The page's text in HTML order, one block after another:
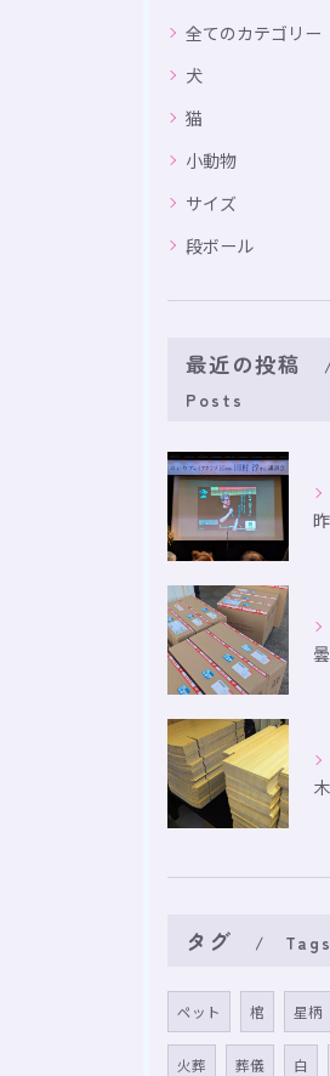
全てのカテゴリー
犬
猫
小動物
サイズ
段ボール
最近の投稿
Posts
タグ Tags
ペット 棺 星柄
火葬 葬儀 白